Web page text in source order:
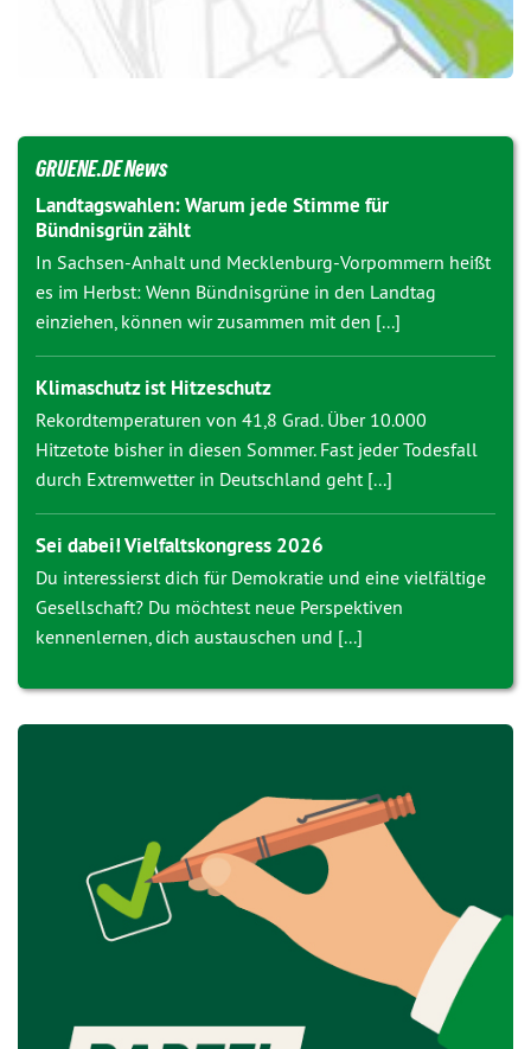
GRUENE.DE News
Landtagswahlen: Warum jede Stimme für
Bündnisgrün zählt
In Sachsen-Anhalt und Mecklenburg-Vorpommern heißt
es im Herbst: Wenn Bündnisgrüne in den Landtag
einziehen, können wir zusammen mit den [...]
Klimaschutz ist Hitzeschutz
Rekordtemperaturen von 41,8 Grad. Über 10.000
Hitzetote bisher in diesen Sommer. Fast jeder Todesfall
durch Extremwetter in Deutschland geht [...]
Sei dabei! Vielfaltskongress 2026
Du interessierst dich für Demokratie und eine vielfältige
Gesellschaft? Du möchtest neue Perspektiven
kennenlernen, dich austauschen und [...]